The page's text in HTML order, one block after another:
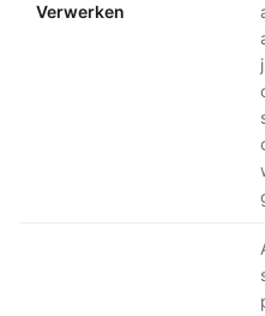
Verwerken